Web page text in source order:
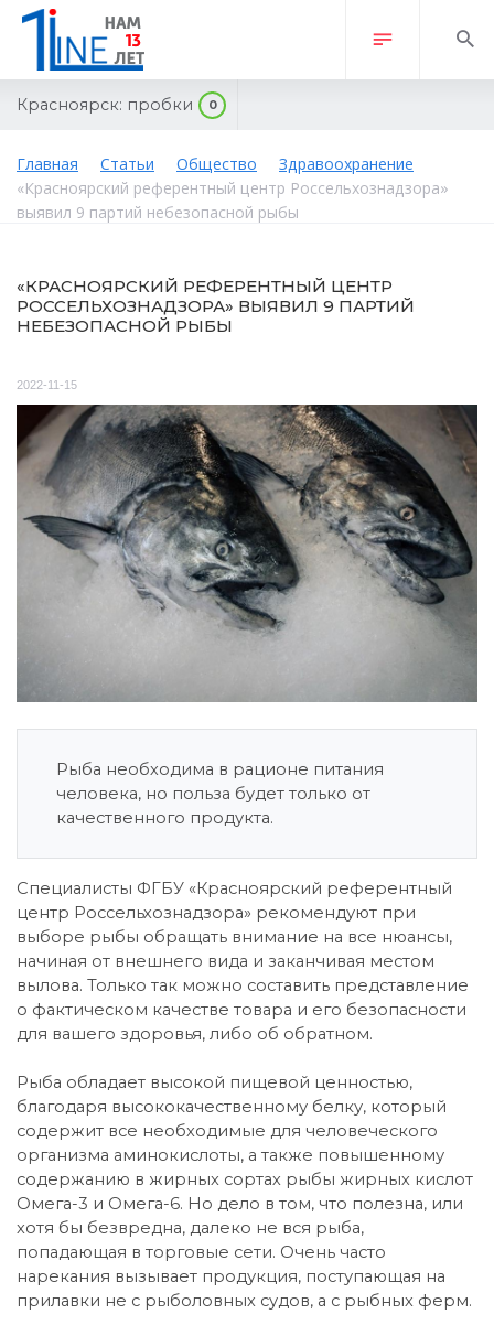
Красноярск: пробки 0
Главная Статьи Общество
Здравоохранение
«Красноярский референтный центр Россельхознадзора»
выявил 9 партий небезопасной рыбы
«КРАСНОЯРСКИЙ РЕФЕРЕНТНЫЙ ЦЕНТР
РОССЕЛЬХОЗНАДЗОРА» ВЫЯВИЛ 9 ПАРТИЙ
НЕБЕЗОПАСНОЙ РЫБЫ
2022-11-15
Рыба необходима в рационе питания
человека, но польза будет только от
качественного продукта.
Специалисты ФГБУ «Красноярский референтный
центр Россельхознадзора» рекомендуют при
выборе рыбы обращать внимание на все нюансы,
начиная от внешнего вида и заканчивая местом
вылова. Только так можно составить представление
о фактическом качестве товара и его безопасности
для вашего здоровья, либо об обратном.
Рыба обладает высокой пищевой ценностью,
благодаря высококачественному белку, который
содержит все необходимые для человеческого
организма аминокислоты, а также повышенному
содержанию в жирных сортах рыбы жирных кислот
Омега-3 и Омега-6. Но дело в том, что полезна, или
хотя бы безвредна, далеко не вся рыба,
попадающая в торговые сети. Очень часто
нарекания вызывает продукция, поступающая на
прилавки не с рыболовных судов, а с рыбных ферм.